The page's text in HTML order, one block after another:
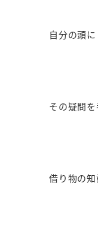
自分の頭
その疑問
借り物の